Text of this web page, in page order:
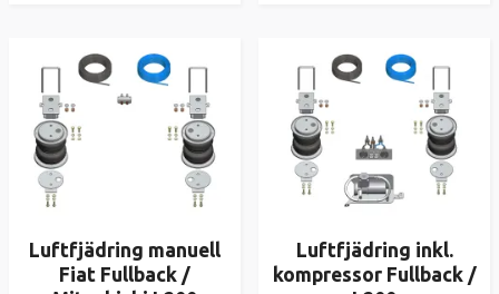
Luftfjädring manuell
Fiat Fullback /
Luftfjädring inkl.
kompressor Fullback /